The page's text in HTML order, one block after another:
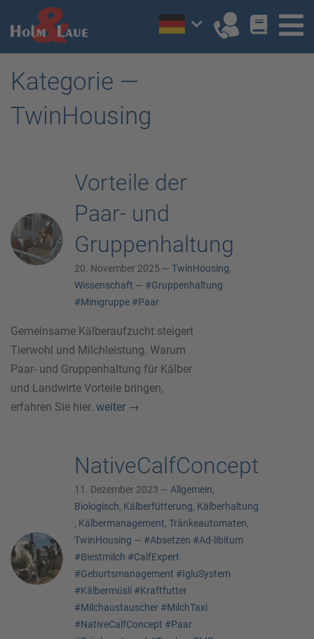
Kategorie —
TwinHousing
Vorteile der
Paar- und
Gruppenhaltung
20. November 2025 — TwinHousing,
Wissenschaft — #Gruppenhaltung
#Minigruppe #Paar
Gemeinsame Kälberaufzucht steigert
Tierwohl und Milchleistung. Warum
Paar- und Gruppenhaltung für Kälber
und Landwirte Vorteile bringen,
erfahren Sie hier. weiter →
NativeCalfConcept
11. Dezember 2023 — Allgemein,
Biologisch, Kälberfütterung, Kälberhaltung
, Kälbermanagement, Tränkeautomaten,
TwinHousing — #Absetzen #Ad-libitum
#Biestmilch #CalfExpert
#Geburtsmanagement #IgluSystem
#Kälbermüsli #Kraftfutter
#Milchaustauscher #MilchTaxi
#NativeCalfConcept #Paar